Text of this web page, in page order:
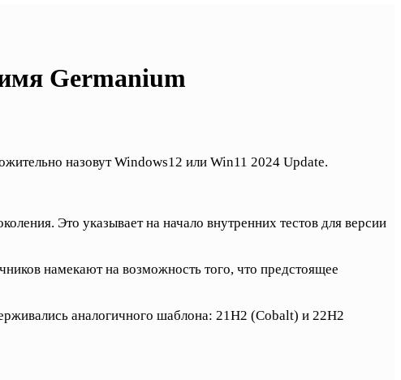
Germanium
назовут Windows12 или Win11 2024 Update.
Это указывает на начало внутренних тестов для версии
намекают на возможность того, что предстоящее
аналогичного шаблона: 21H2 (Cobalt) и 22H2